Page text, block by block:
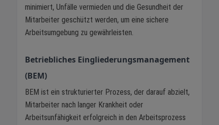
minimiert, Unfälle vermieden und die Gesundheit der
Mitarbeiter geschützt werden, um eine sichere
Arbeitsumgebung zu gewährleisten.
Betriebliches Eingliederungsmanagement
(BEM)
BEM ist ein strukturierter Prozess, der darauf abzielt,
Mitarbeiter nach langer Krankheit oder
Arbeitsunfähigkeit erfolgreich in den Arbeitsprozess